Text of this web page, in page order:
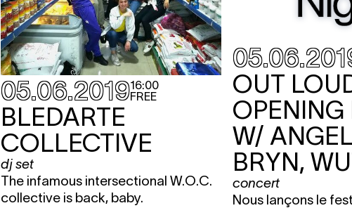
05.06.201916:00
FREE
BLEDARTE
COLLECTIVE
dj set
The infamous intersectional W.O.C.
collective is back, baby.
OUT
OPENING
W/
BRYN,
concert
Nous lançons le